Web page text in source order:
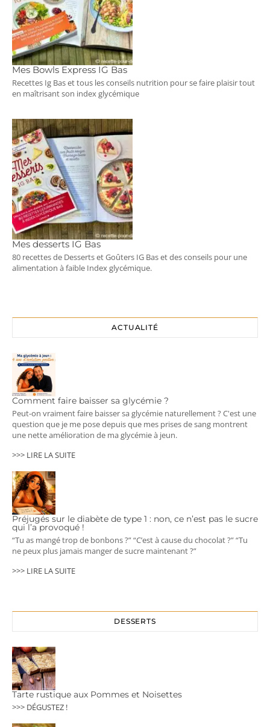
Mes Bowls Express IG Bas
Recettes Ig Bas et tous les conseils nutrition pour se faire plaisir tout
en maîtrisant son index glycémique
Mes desserts IG Bas
80 recettes de Desserts et Goûters IG Bas et des conseils pour une
alimentation à faible Index glycémique.
ACTUALITÉ
Comment faire baisser sa glycémie ?
Peut-on vraiment faire baisser sa glycémie naturellement ? C'est une
question que je me pose depuis que mes prises de sang montrent
une nette amélioration de ma glycémie à jeun.
>>> LIRE LA SUITE
Préjugés sur le diabète de type 1 : non, ce n’est pas le sucre
qui l’a provoqué !
“Tu as mangé trop de bonbons ?” “C’est à cause du chocolat ?” “Tu
ne peux plus jamais manger de sucre maintenant ?”
>>> LIRE LA SUITE
DESSERTS
Tarte rustique aux Pommes et Noisettes
>>> DÉGUSTEZ !